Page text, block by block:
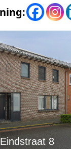
Eindstraat 8